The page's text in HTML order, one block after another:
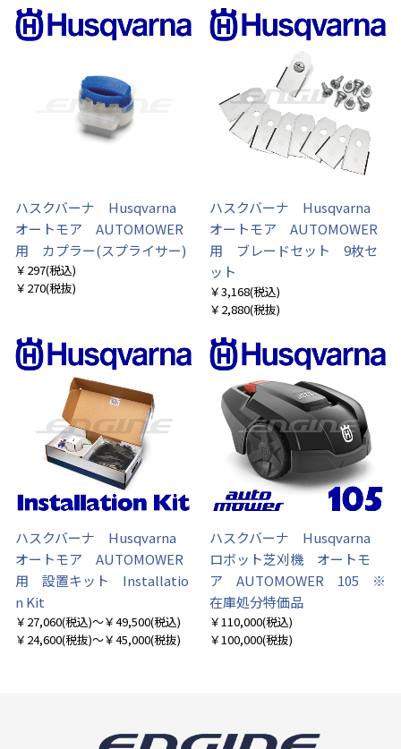
ハスクバーナ Husqvarna
オートモア AUTOMOWER
用 カプラー(スプライサー)
￥297(税込)
￥270(税抜)
ハスクバーナ Husqvarna
オートモア AUTOMOWER
用 ブレードセット 9枚セ
ット
￥3,168(税込)
￥2,880(税抜)
ハスクバーナ Husqvarna
オートモア AUTOMOWER
用 設置キット Installatio
n Kit
￥27,060(税込)～￥49,500(税込)
￥24,600(税抜)～￥45,000(税抜)
ハスクバーナ Husqvarna
ロボット芝刈機 オートモ
ア AUTOMOWER 105 ※
在庫処分特価品
￥110,000(税込)
￥100,000(税抜)